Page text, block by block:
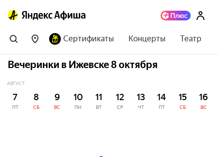
Сертификаты Концерты Театр
Вечеринки в Ижевске 8 октября
АВГУСТ
7
ПТ
8
СБ
9
ВС
10
ПН
11
ВТ
12
СР
13
ЧТ
14
ПТ
15
СБ
16
ВС